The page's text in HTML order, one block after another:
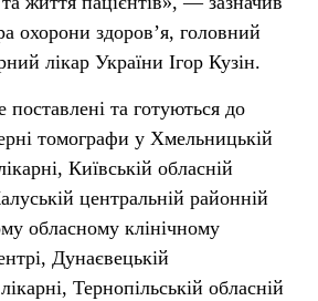
охорони здоров’я, головний
лікар України Ігор Кузін.
та готуються до
томографи у Хмельницькій
Київській обласній
центральній районній
обласному клінічному
Дунаєвецькій
Тернопільській обласній